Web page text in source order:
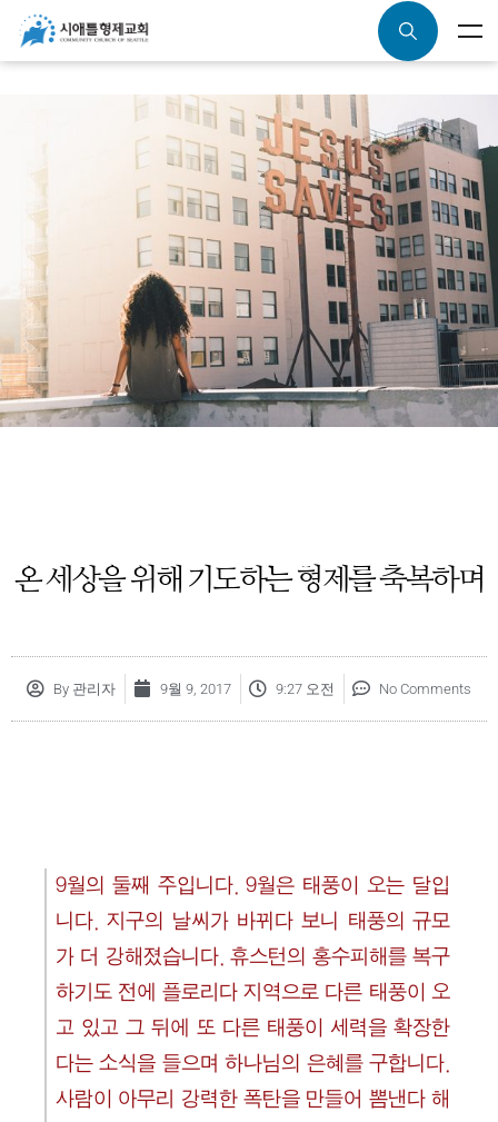
온 세상을 위해 기도하는 형제를 축복하며
By 관리자 9월 9, 2017 9:27 오전 No Comments
9월의 둘째 주입니다. 9월은 태풍이 오는 달입
니다. 지구의 날씨가 바뀌다 보니 태풍의 규모
가 더 강해졌습니다. 휴스턴의 홍수피해를 복구
하기도 전에 플로리다 지역으로 다른 태풍이 오
고 있고 그 뒤에 또 다른 태풍이 세력을 확장한
다는 소식을 들으며 하나님의 은혜를 구합니다.
사람이 아무리 강력한 폭탄을 만들어 뽐낸다 해